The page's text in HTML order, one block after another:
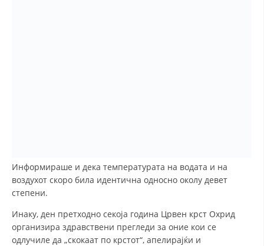
Информираше и дека температурата на водата и на
воздухот скоро била идентична односно околу девет
степени.
Инаку, ден претходно секоја година Црвен крст Охрид
организира здравствени прегледи за оние кои се
одлучиле да „скокаат по крстот“, апелирајќи и